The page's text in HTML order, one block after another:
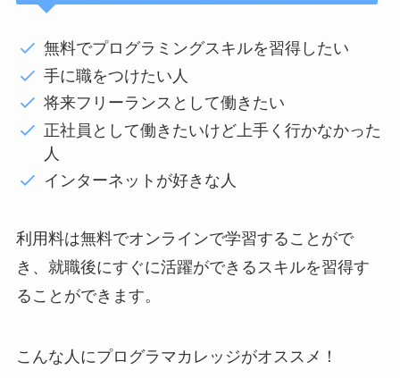
無料でプログラミングスキルを習得したい
手に職をつけたい人
将来フリーランスとして働きたい
正社員として働きたいけど上手く行かなかった
人
インターネットが好きな人
利用料は無料でオンラインで学習することがで
き、就職後にすぐに活躍ができるスキルを習得す
ることができます。
こんな人にプログラマカレッジがオススメ！